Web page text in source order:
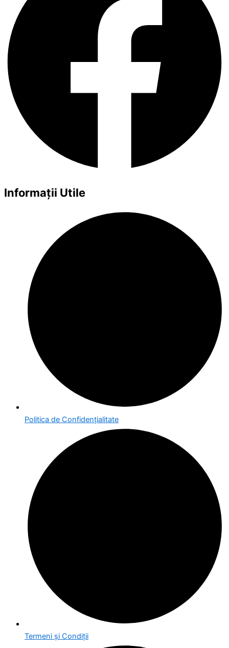
Informații Utile
Politica de Confidențialitate
Termeni și Condiții